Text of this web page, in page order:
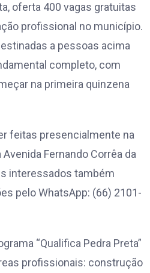
oferta 400 vagas gratuitas
profissional no município.
a pessoas acima
completo, com
na primeira quinzena
feitas presencialmente na
Fernando Corrêa da
interessados também
pelo WhatsApp: (66) 2101-
“Qualifica Pedra Preta”
profissionais: construção